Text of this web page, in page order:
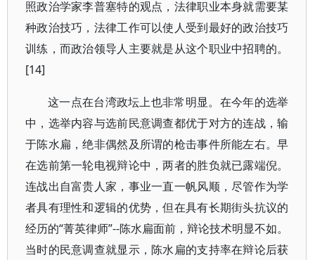
照政治学家李普塞特的观点，法律职业本身就需要某
种政治技巧，法律工作可以使人受到最好的政治技巧
训练，而政治领导人主要就是从这个职业中招聘的。
[14]
这一点在台湾政坛上也非常明显。在今年的选举
中，选举内容与选前民意调查都优于对方的连战，输
于陈水扁，绝非偶然及所谓的枪击事件所能左右。早
在选前第一轮电视辩论中，两者的胜负就已露端倪。
连战出自富贵人家，事业一直一帆风顺，尽管作为学
者具有理性和逻辑的优势，但在具有长期街头抗议的
经历的“菁英律师”--陈水扁面前，辩论技术明显不如。
当时的民意调查就显示，陈水扁的支持率在辩论后获